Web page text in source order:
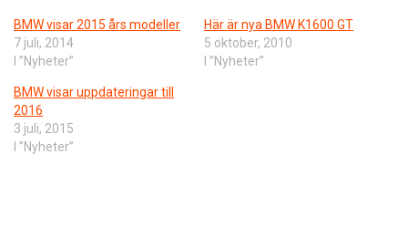
BMW visar 2015 års modeller
7 juli, 2014
I ”Nyheter”
Här är nya BMW K1600 GT
5 oktober, 2010
I ”Nyheter”
BMW visar uppdateringar till
2016
3 juli, 2015
I ”Nyheter”